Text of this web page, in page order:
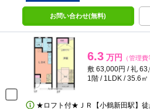
お問い合わせ(無料)
6.3 万円 （管理
敷 63,000円 / 礼
1階 / 1LDK / 35.6㎡
★ロフト付★ＪＲ【小鶴新田駅】徒